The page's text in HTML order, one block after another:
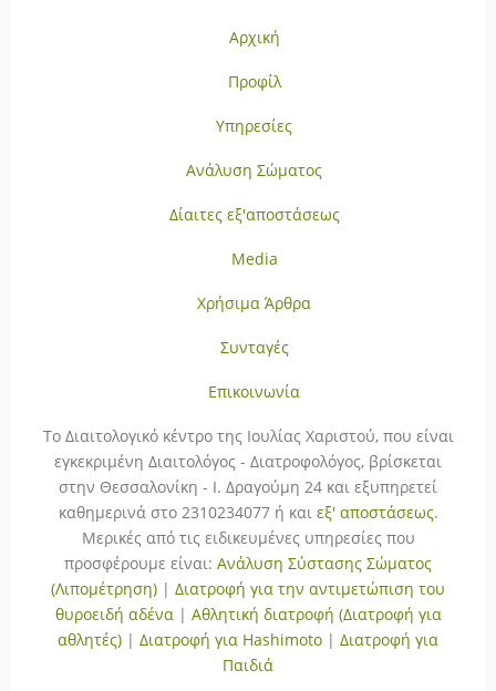
Αρχική
Προφίλ
Υπηρεσίες
Ανάλυση Σώματος
Δίαιτες εξ'αποστάσεως
Media
Χρήσιμα Άρθρα
Συνταγές
Επικοινωνία
To Διαιτολογικό κέντρο της Ιουλίας Χαριστού, που είναι
εγκεκριμένη Διαιτολόγος - Διατροφολόγος, βρίσκεται
στην Θεσσαλονίκη - Ι. Δραγούμη 24 και εξυπηρετεί
καθημερινά στο 2310234077 ή και εξ' αποστάσεως.
Μερικές από τις ειδικευμένες υπηρεσίες που
προσφέρουμε είναι: Ανάλυση Σύστασης Σώματος
(Λιπομέτρηση) | Διατροφή για την αντιμετώπιση του
θυροειδή αδένα| Αθλητική διατροφή (Διατροφή για
αθλητές) | Διατροφή για Hashimoto | Διατροφή για
Παιδιά